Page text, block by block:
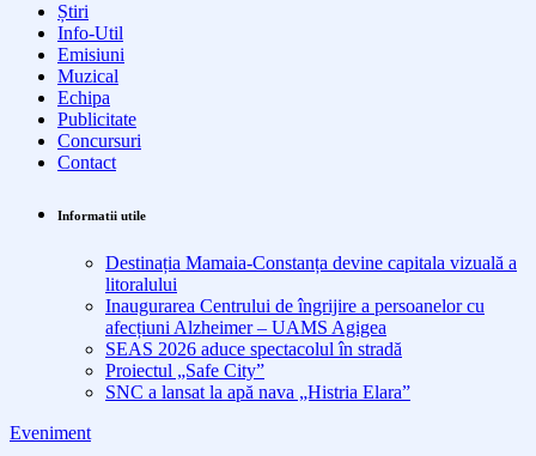
Știri
Info-Util
Emisiuni
Muzical
Echipa
Publicitate
Concursuri
Contact
Informatii utile
Destinația Mamaia-Constanța devine capitala vizuală a
litoralului
Inaugurarea Centrului de îngrijire a persoanelor cu
afecțiuni Alzheimer – UAMS Agigea
SEAS 2026 aduce spectacolul în stradă
Proiectul „Safe City”
SNC a lansat la apă nava „Histria Elara”
Eveniment